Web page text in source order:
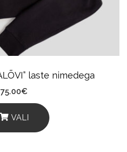
Chosen
The
Product
laste nimedega
75.00€
VALI
This